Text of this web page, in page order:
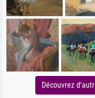
Découvrez